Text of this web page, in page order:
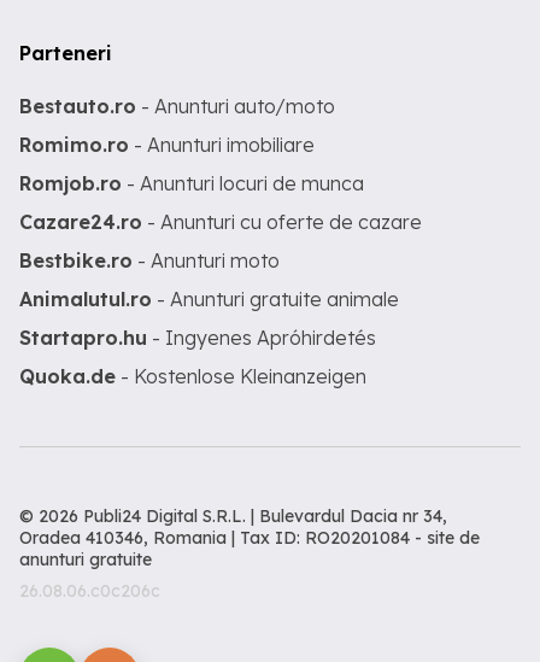
Parteneri
Bestauto.ro - Anunturi auto/moto
Romimo.ro - Anunturi imobiliare
Romjob.ro - Anunturi locuri de munca
Cazare24.ro - Anunturi cu oferte de cazare
Bestbike.ro - Anunturi moto
Animalutul.ro - Anunturi gratuite animale
Startapro.hu - Ingyenes Apróhirdetés
Quoka.de - Kostenlose Kleinanzeigen
© 2026 Publi24 Digital S.R.L. | Bulevardul Dacia nr 34,
Oradea 410346, Romania | Tax ID: RO20201084 - site de
anunturi gratuite
26.08.06.c0c206c